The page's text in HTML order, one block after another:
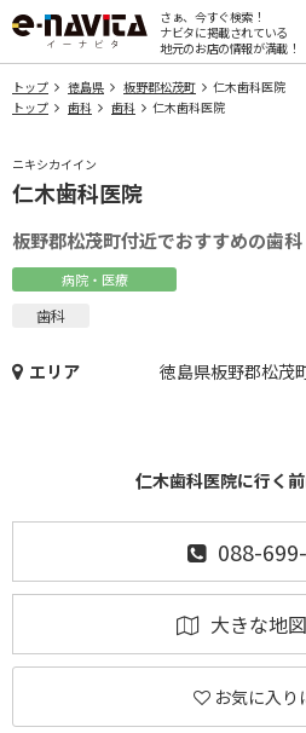
さぁ、今すぐ検索！
ナビタに掲載されている
地元のお店の情報が満載！
トップ 徳島県 板野郡松茂町
仁木歯科医院
トップ
歯科 歯科 仁木歯科医院
ニキシカイイン
仁木歯科医院
板野郡松茂町付近でおすすめの歯科
病院・医療
歯科
エリア 徳島県板野郡松茂
仁木歯科医院に行く
088-
大きな地
お気に入り